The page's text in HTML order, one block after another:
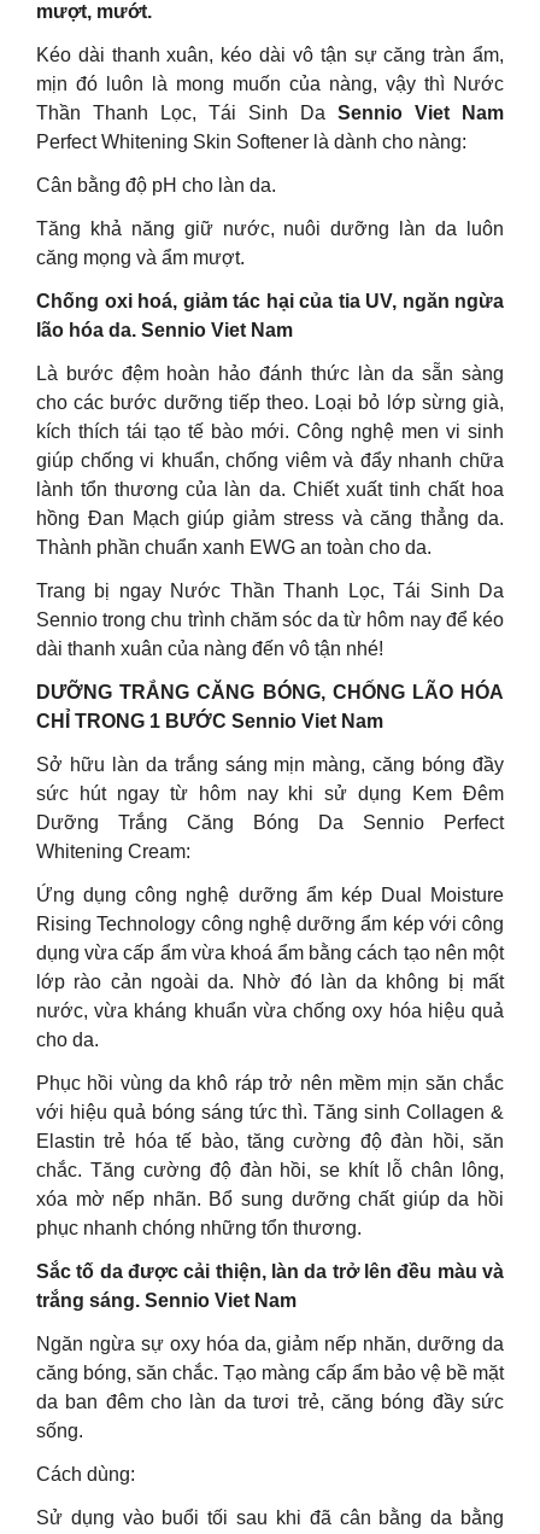
mượt, mướt.
Kéo dài thanh xuân, kéo dài vô tận sự căng tràn ẩm,
mịn đó luôn là mong muốn của nàng, vậy thì Nước
Thần Thanh Lọc, Tái Sinh Da Sennio Viet Nam
Perfect Whitening Skin Softener là dành cho nàng:
Cân bằng độ pH cho làn da.
Tăng khả năng giữ nước, nuôi dưỡng làn da luôn
căng mọng và ẩm mượt.
Chống oxi hoá, giảm tác hại của tia UV, ngăn ngừa
lão hóa da. Sennio Viet Nam
Là bước đệm hoàn hảo đánh thức làn da sẵn sàng
cho các bước dưỡng tiếp theo. Loại bỏ lớp sừng già,
kích thích tái tạo tế bào mới. Công nghệ men vi sinh
giúp chống vi khuẩn, chống viêm và đẩy nhanh chữa
lành tổn thương của làn da. Chiết xuất tinh chất hoa
hồng Đan Mạch giúp giảm stress và căng thẳng da.
Thành phần chuẩn xanh EWG an toàn cho da.
Trang bị ngay Nước Thần Thanh Lọc, Tái Sinh Da
Sennio trong chu trình chăm sóc da từ hôm nay để kéo
dài thanh xuân của nàng đến vô tận nhé!
DƯỠNG TRẮNG CĂNG BÓNG, CHỐNG LÃO HÓA
CHỈ TRONG 1 BƯỚC Sennio Viet Nam
Sở hữu làn da trắng sáng mịn màng, căng bóng đầy
sức hút ngay từ hôm nay khi sử dụng Kem Đêm
Dưỡng Trắng Căng Bóng Da Sennio Perfect
Whitening Cream:
Ứng dụng công nghệ dưỡng ẩm kép Dual Moisture
Rising Technology công nghệ dưỡng ẩm kép với công
dụng vừa cấp ẩm vừa khoá ẩm bằng cách tạo nên một
lớp rào cản ngoài da. Nhờ đó làn da không bị mất
nước, vừa kháng khuẩn vừa chống oxy hóa hiệu quả
cho da.
Phục hồi vùng da khô ráp trở nên mềm mịn săn chắc
với hiệu quả bóng sáng tức thì. Tăng sinh Collagen &
Elastin trẻ hóa tế bào, tăng cường độ đàn hồi, săn
chắc. Tăng cường độ đàn hồi, se khít lỗ chân lông,
xóa mờ nếp nhãn. Bổ sung dưỡng chất giúp da hồi
phục nhanh chóng những tổn thương.
Sắc tố da được cải thiện, làn da trở lên đều màu và
trắng sáng. Sennio Viet Nam
Ngăn ngừa sự oxy hóa da, giảm nếp nhăn, dưỡng da
căng bóng, săn chắc. Tạo màng cấp ẩm bảo vệ bề mặt
da ban đêm cho làn da tươi trẻ, căng bóng đầy sức
sống.
Cách dùng:
Sử dụng vào buổi tối sau khi đã cân bằng da bằng